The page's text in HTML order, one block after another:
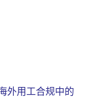
外用工合规中的